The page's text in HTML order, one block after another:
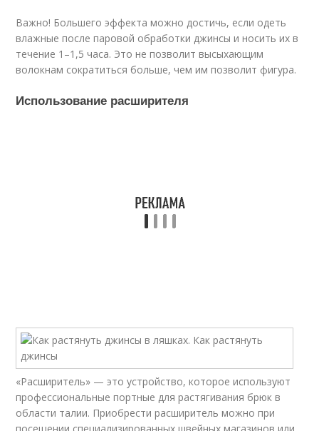
Важно! Большего эффекта можно достичь, если одеть
влажные после паровой обработки джинсы и носить их в
течение 1–1,5 часа. Это не позволит высыхающим
волокнам сократиться больше, чем им позволит фигура.
Использование расширителя
«Расширитель» — это устройство, которое используют
профессиональные портные для растягивания брюк в
области талии. Приобрести расширитель можно при